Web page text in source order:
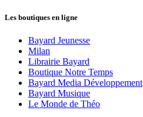
Les boutiques en ligne
Bayard Jeunesse
Milan
Librairie Bayard
Boutique Notre Temps
Bayard Media Développement
Bayard Musique
Le Monde de Théo